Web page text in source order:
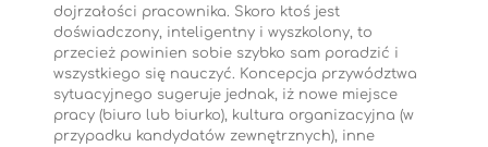
dojrzałości pracownika. Skoro ktoś jest
doświadczony, inteligentny i wyszkolony, to
przecież powinien sobie szybko sam poradzić i
wszystkiego się nauczyć. Koncepcja przywództwa
sytuacyjnego sugeruje jednak, iż nowe miejsce
pracy (biuro lub biurko), kultura organizacyjna (w
przypadku kandydatów zewnętrznych), inne